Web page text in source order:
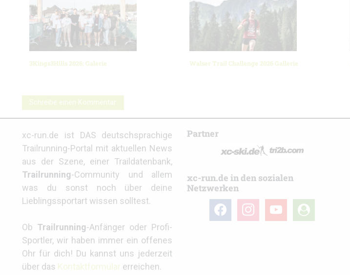
3Kings3Hills 2026: Galerie Walser Trail Challenge 2026 Gallerie
Schreibe einen Kommentar
xc-run.de ist DAS deutschsprachige
Trailrunning-Portal mit aktuellen News
aus der Szene, einer Traildatenbank,
Trailrunning-Community und allem
was du sonst noch über deine
Lieblingssportart wissen solltest.
Ob Trailrunning-Anfänger oder Profi-
Sportler, wir haben immer ein offenes
Ohr für dich! Du kannst uns jederzeit
über das Kontaktformular erreichen.
Partner
xc-run.de in den sozialen
Netzwerken
facebookinstagramyoutube
user-
circle